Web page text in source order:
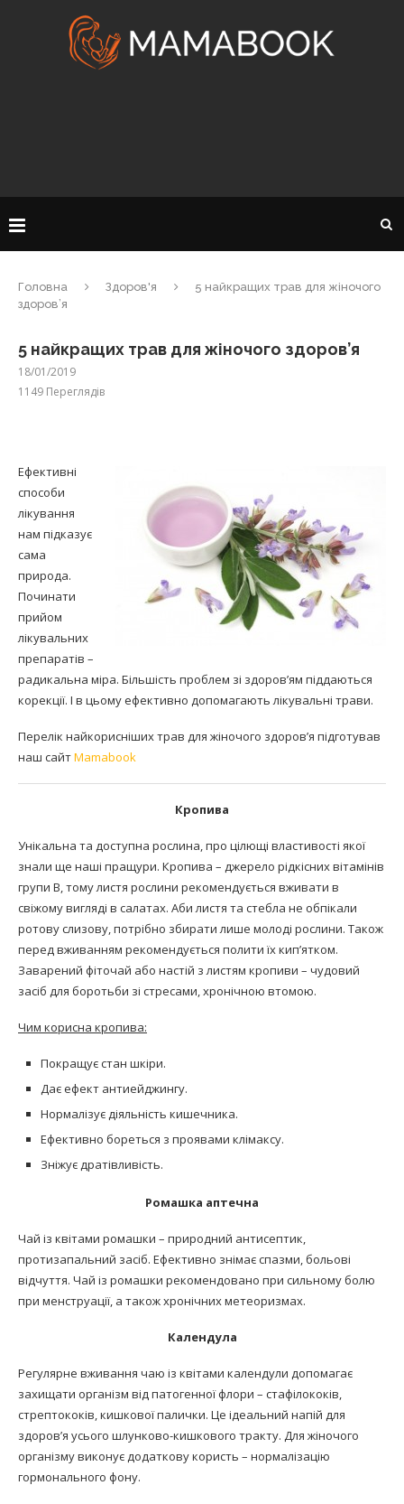
Головна Здоров'я
5 найкращих трав для жіночого
здоров’я
5 найкращих трав для жіночого здоров’я
18/01/2019
1149 Переглядів
Ефективні
способи
лікування
нам підказує
сама
природа.
Починати
прийом
лікувальних
препаратів –
радикальна міра. Більшість проблем зі здоров’ям піддаються
корекції. І в цьому ефективно допомагають лікувальні трави.
Перелік найкорисніших трав для жіночого здоров’я підготував
наш сайтMamabook
Кропива
Унікальна та доступна рослина, про цілющі властивості якої
знали ще наші пращури. Кропива – джерело рідкісних вітамінів
групи В, тому листя рослини рекомендується вживати в
свіжому вигляді в салатах. Аби листя та стебла не обпікали
ротову слизову, потрібно збирати лише молоді рослини. Також
перед вживанням рекомендується полити їх кип’ятком.
Заварений фіточай або настій з листям кропиви – чудовий
засіб для боротьби зі стресами, хронічною втомою.
Чим корисна кропива:
Покращує стан шкіри.
Дає ефект антиейджингу.
Нормалізує діяльність кишечника.
Ефективно бореться з проявами клімаксу.
Зніжує дратівливість.
Ромашка аптечна
Чай із квітами ромашки – природний антисептик,
протизапальний засіб. Ефективно знімає спазми, больові
відчуття. Чай із ромашки рекомендовано при сильному болю
при менструації, а також хронічних метеоризмах.
Календула
Регулярне вживання чаю із квітами календули допомагає
захищати організм від патогенної флори – стафілококів,
стрептококів, кишкової палички. Це ідеальний напій для
здоров’я усього шлунково-кишкового тракту. Для жіночого
організму виконує додаткову користь – нормалізацію
гормонального фону.